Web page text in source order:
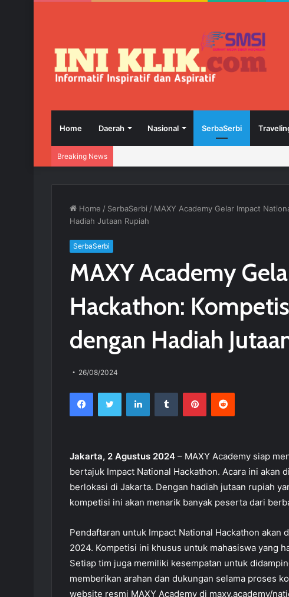
Home Daerah Nasional SerbaSerbi
Breaking News
Home / SerbaSerbi / MAXY Academy Gelar Impact
Hadiah Jutaan Rupiah
SerbaSerbi
MAXY Academy
Hackathon:
dengan Hadiah
26/08/2024
Jakarta, 2 Agustus 2024 – MAXY Academy siap
bertajuk Impact National Hackathon. Acara ini akan
berlokasi di Jakarta. Dengan hadiah jutaan rupiah
kompetisi ini akan menarik banyak peserta dari
Pendaftaran untuk Impact National Hackathon akan
2024. Kompetisi ini khusus untuk mahasiswa yang
Setiap tim juga memiliki kesempatan untuk
memberikan arahan dan dukungan selama proses
website resmi MAXY Academy di maxy.academy/